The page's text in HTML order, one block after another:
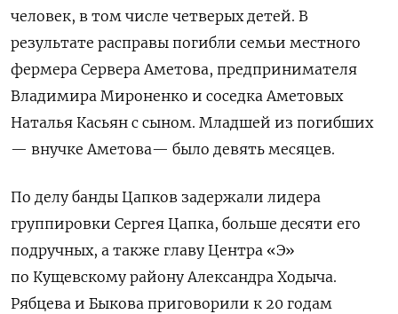
человек, в том числе четверых детей. В
результате расправы погибли семьи местного
фермера Сервера Аметова, предпринимателя
Владимира Мироненко и соседка Аметовых
Наталья Касьян с сыном. Младшей из погибших
— внучке Аметова— было девять месяцев.
По делу банды Цапков задержали лидера
группировки Сергея Цапка, больше десяти его
подручных, а также главу Центра «Э»
по Кущевскому району Александра Ходыча.
Рябцева и Быкова приговорили к 20 годам